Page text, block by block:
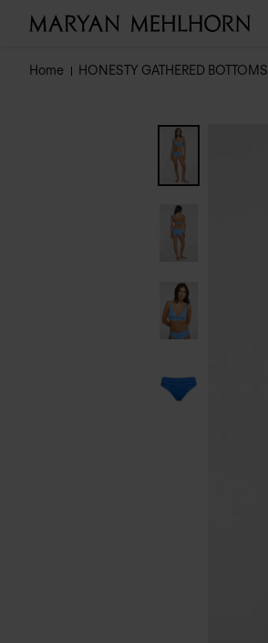
Home HONESTY GATHERED BOTTOMS